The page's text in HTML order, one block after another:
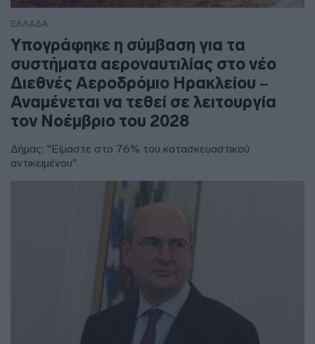
ΕΛΛΑΔΑ
Υπογράφηκε η σύμβαση για τα
συστήματα αεροναυτιλίας στο νέο
Διεθνές Αεροδρόμιο Ηρακλείου –
Αναμένεται να τεθεί σε λειτουργία
τον Νοέμβριο του 2028
Δήμας: "Είμαστε στο 76% του κατασκευαστικού
αντικειμένου"